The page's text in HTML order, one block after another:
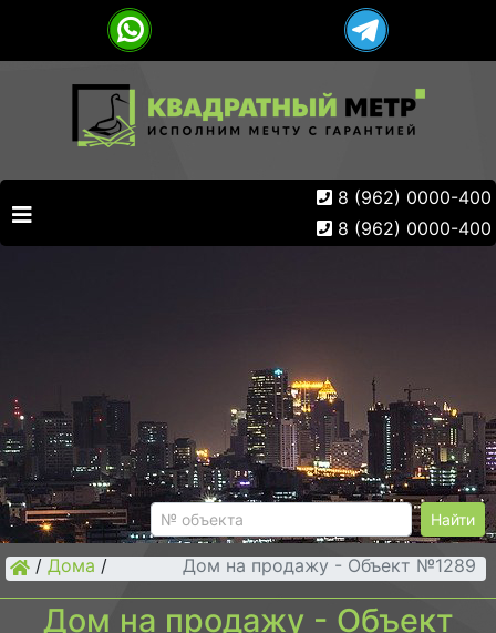
8 (962) 0000-400
8 (962) 0000-400
Найти
/ Дома / Дом на продажу - Объект №1289
Дом на продажу - Объект